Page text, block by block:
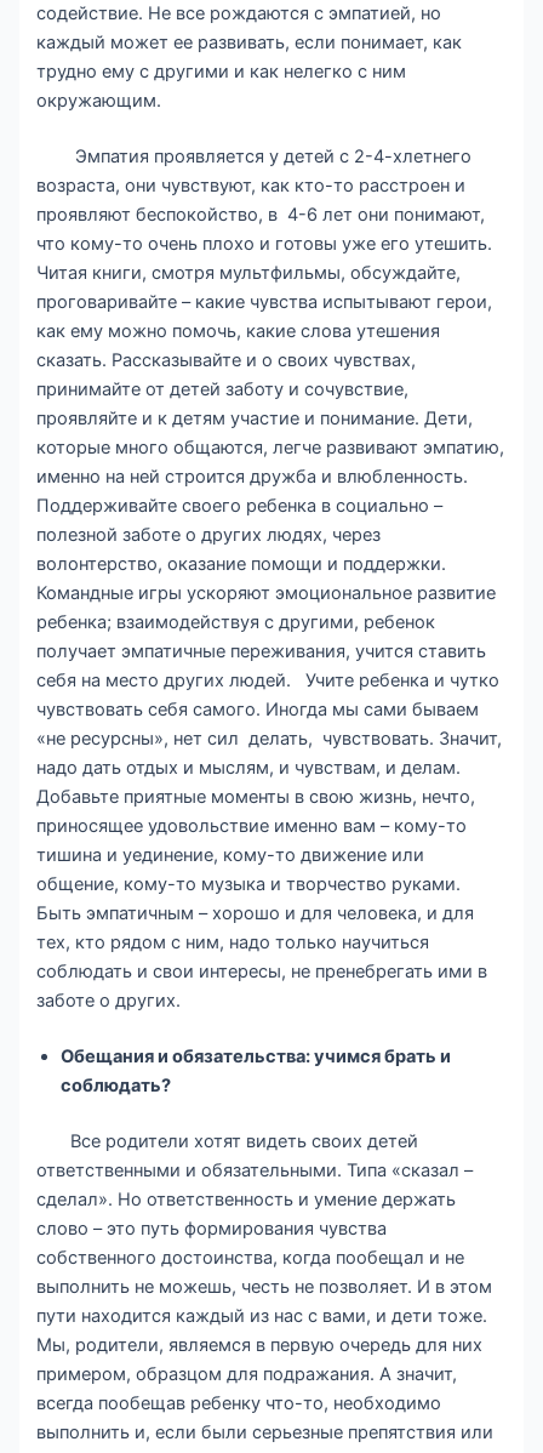
содействие. Не все рождаются с эмпатией, но
каждый может ее развивать, если понимает, как
трудно ему с другими и как нелегко с ним
окружающим.
Эмпатия проявляется у детей с 2-4-хлетнего
возраста, они чувствуют, как кто-то расстроен и
проявляют беспокойство, в 4-6 лет они понимают,
что кому-то очень плохо и готовы уже его утешить.
Читая книги, смотря мультфильмы, обсуждайте,
проговаривайте – какие чувства испытывают герои,
как ему можно помочь, какие слова утешения
сказать. Рассказывайте и о своих чувствах,
принимайте от детей заботу и сочувствие,
проявляйте и к детям участие и понимание. Дети,
которые много общаются, легче развивают эмпатию,
именно на ней строится дружба и влюбленность.
Поддерживайте своего ребенка в социально –
полезной заботе о других людях, через
волонтерство, оказание помощи и поддержки.
Командные игры ускоряют эмоциональное развитие
ребенка; взаимодействуя с другими, ребенок
получает эмпатичные переживания, учится ставить
себя на место других людей. Учите ребенка и чутко
чувствовать себя самого. Иногда мы сами бываем
«не ресурсны», нет сил делать, чувствовать. Значит,
надо дать отдых и мыслям, и чувствам, и делам.
Добавьте приятные моменты в свою жизнь, нечто,
приносящее удовольствие именно вам – кому-то
тишина и уединение, кому-то движение или
общение, кому-то музыка и творчество руками.
Быть эмпатичным – хорошо и для человека, и для
тех, кто рядом с ним, надо только научиться
соблюдать и свои интересы, не пренебрегать ими в
заботе о других.
Обещания и обязательства: учимся брать и
соблюдать?
Все родители хотят видеть своих детей
ответственными и обязательными. Типа «сказал –
сделал». Но ответственность и умение держать
слово – это путь формирования чувства
собственного достоинства, когда пообещал и не
выполнить не можешь, честь не позволяет. И в этом
пути находится каждый из нас с вами, и дети тоже.
Мы, родители, являемся в первую очередь для них
примером, образцом для подражания. А значит,
всегда пообещав ребенку что-то, необходимо
выполнить и, если были серьезные препятствия или